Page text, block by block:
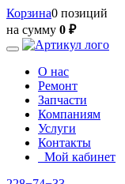
Корзина0 позиций
на сумму 0 ₽
О нас
Ремонт
Запчасти
Компаниям
Услуги
Контакты
Мой кабинет